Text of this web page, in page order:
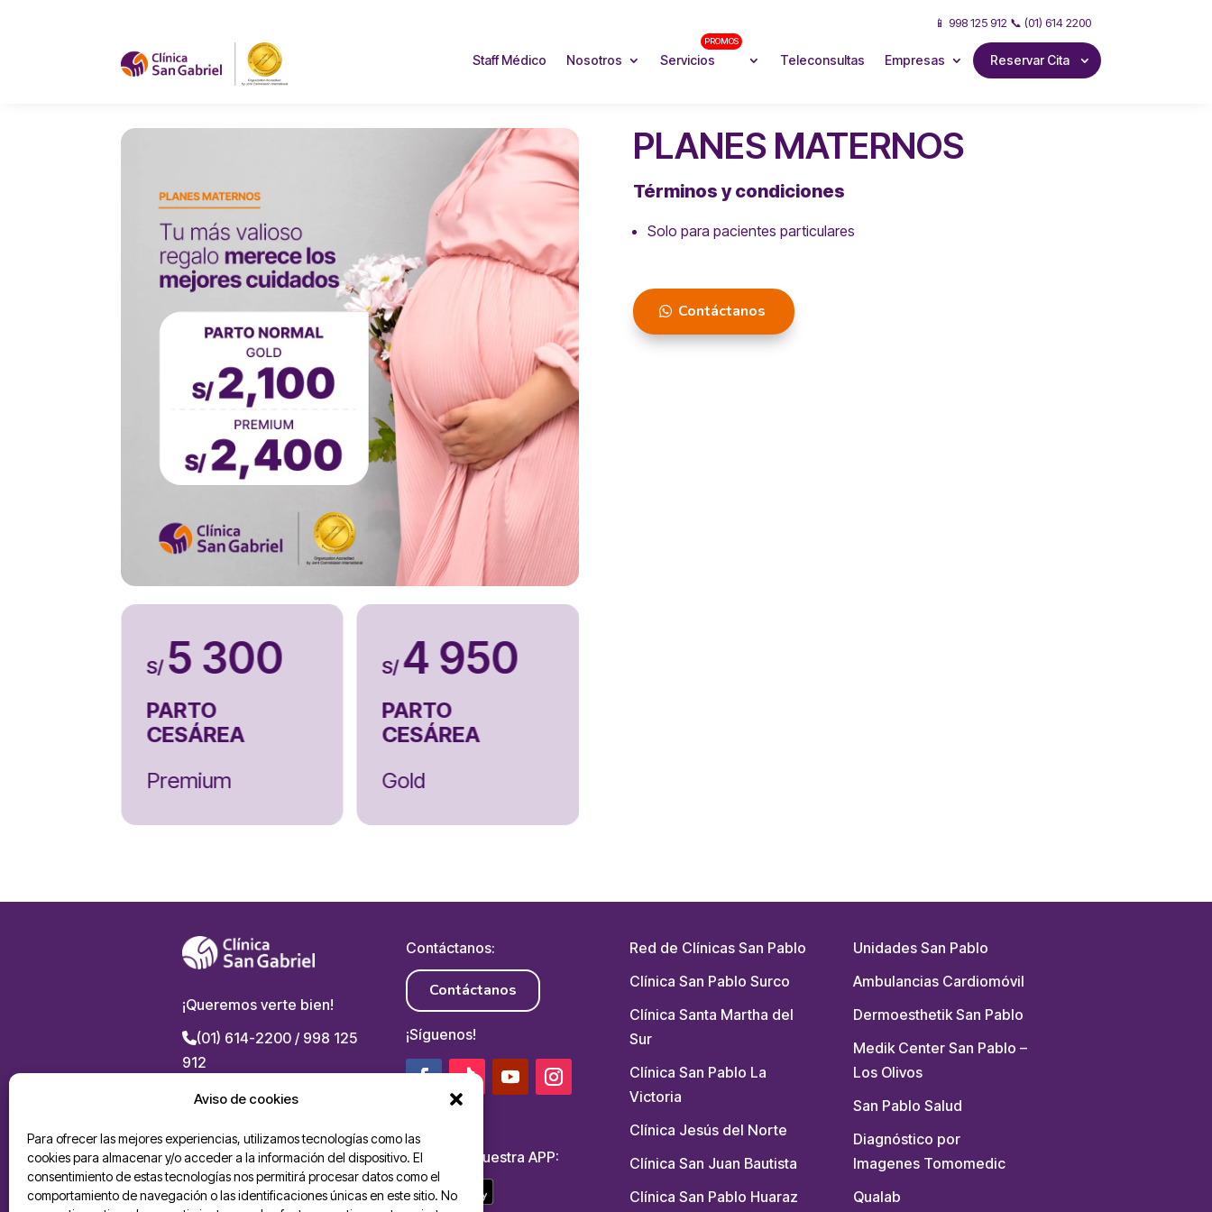
Aviso de cookies
Para ofrecer las mejores experiencias, utilizamos tecnologías como las
cookies para almacenar y/o acceder a la información del dispositivo. El
consentimiento de estas tecnologías nos permitirá procesar datos como el
comportamiento de navegación o las identificaciones únicas en este sitio. No
📱 998 125 912 📞 (01) 614 2200
Staff Médico Nosotros Servicios
PROMOS
Teleconsultas Empresas Reservar Cita
S/ 5 300
PARTO
CESÁREA
Premium
S/4 950
PARTO
CESÁREA
Gold
PLANES MATERNOS
Términos y condiciones
Solo para pacientes particulares
Contáctanos
¡Queremos verte bien!
(01) 614-2200 / 998 125
912
Av. La Marina 2955, San
Politicas de privacidad
Solicitud ARCO
Contáctanos:
Contáctanos
¡Síguenos!
Descarga nuestra APP:
Red de Clínicas San Pablo
Clínica San Pablo Surco
Clínica Santa Martha del
Sur
Clínica San Pablo La
Victoria
Clínica Jesús del Norte
Clínica San Juan Bautista
Clínica San Pablo Huaraz
Unidades San Pablo
Ambulancias Cardiomóvil
Dermoesthetik San Pablo
Medik Center San Pablo –
Los Olivos
San Pablo Salud
Diagnóstico por
Imagenes Tomomedic
Qualab